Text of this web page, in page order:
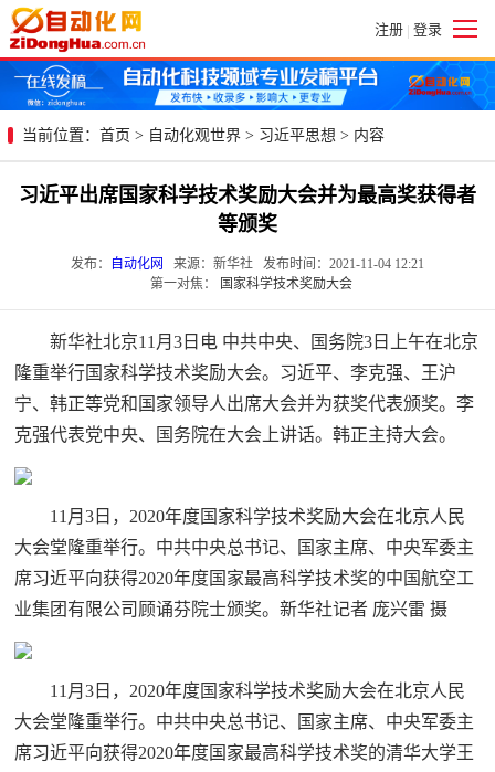
注册 | 登录
当前位置： 首页 > 自动化观世界 > 习近平思想 > 内容
习近平出席国家科学技术奖励大会并为最高奖获得者
等颁奖
发布： 自动化网
来源：新华社 发布时间：2021-11-04 12:21
第一对焦：
国家科学技术奖励大会
新华社北京11月3日电 中共中央、国务院3日上午在北京
隆重举行国家科学技术奖励大会。习近平、李克强、王沪
宁、韩正等党和国家领导人出席大会并为获奖代表颁奖。李
克强代表党中央、国务院在大会上讲话。韩正主持大会。
11月3日，2020年度国家科学技术奖励大会在北京人民
大会堂隆重举行。中共中央总书记、国家主席、中央军委主
席习近平向获得2020年度国家最高科学技术奖的中国航空工
业集团有限公司顾诵芬院士颁奖。新华社记者 庞兴雷 摄
11月3日，2020年度国家科学技术奖励大会在北京人民
大会堂隆重举行。中共中央总书记、国家主席、中央军委主
席习近平向获得2020年度国家最高科学技术奖的清华大学王